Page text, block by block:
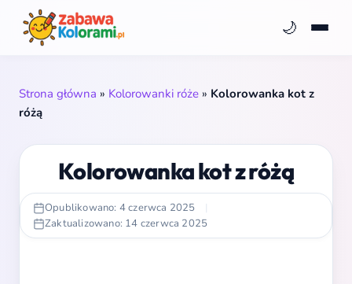
🌙
Strona główna » Kolorowanki róże » Kolorowanka kot z
różą
Kolorowanka kot z różą
Opublikowano: 4 czerwca 2025
|
Zaktualizowano: 14 czerwca 2025